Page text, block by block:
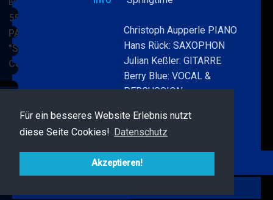
Für ein besseres Website Erlebnis nutzt
diese Seite Cookies! Datenschutz
Akzeptieren!
BERRY BLUE & BAND
55. JAZZ Matinee in den
PARKSIDE STUDIOS
"Songs von Nat King
Cole"
BERRY BLUE & FRIENDS
Live Jazz im MAMPF
Christoph Aupperle PIANO
Hans Rück: SAXOPHON
Julian Keßler: GITARRE
Berry Blue: VOCAL &
PERCUSSION
Immer wechselndes
Programm!